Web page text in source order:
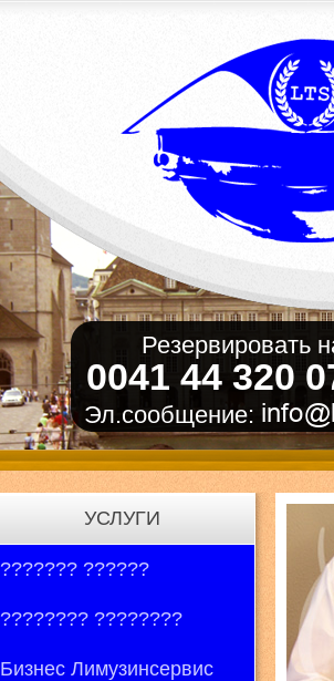
Резервировать
0041 44 320
Эл.сообщение:
УСЛУГИ
??????? ??????
???????? ????????
Бизнес Лимузинсервис